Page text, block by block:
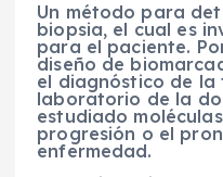
Un método para
biopsia, el cual es
para el paciente.
diseño de
el diagnóstico de la
laboratorio de la
estudiado
progresión o el
enfermedad.